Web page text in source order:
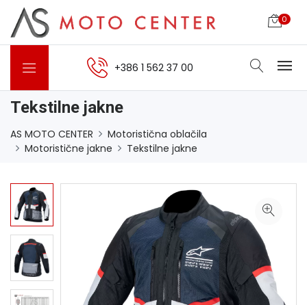
0
+386 1 562 37 00
Tekstilne jakne
AS MOTO CENTER
Motoristična oblačila
Motoristične jakne
Tekstilne jakne